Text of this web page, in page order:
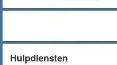
Hulpdiensten